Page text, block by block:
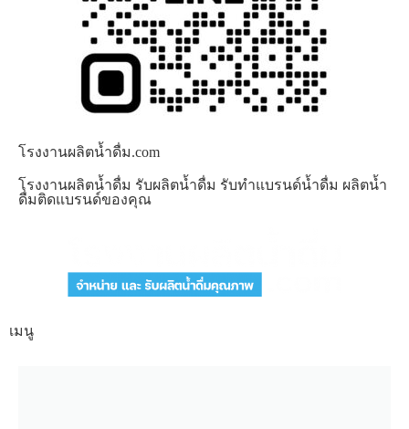
โรงงานผลิตน้ำดื่ม.com
โรงงานผลิตน้ำดื่ม รับผลิตน้ำดื่ม รับทำแบรนด์น้ำดื่ม ผลิตน้ำ
ดื่มติดแบรนด์ของคุณ
เมนู